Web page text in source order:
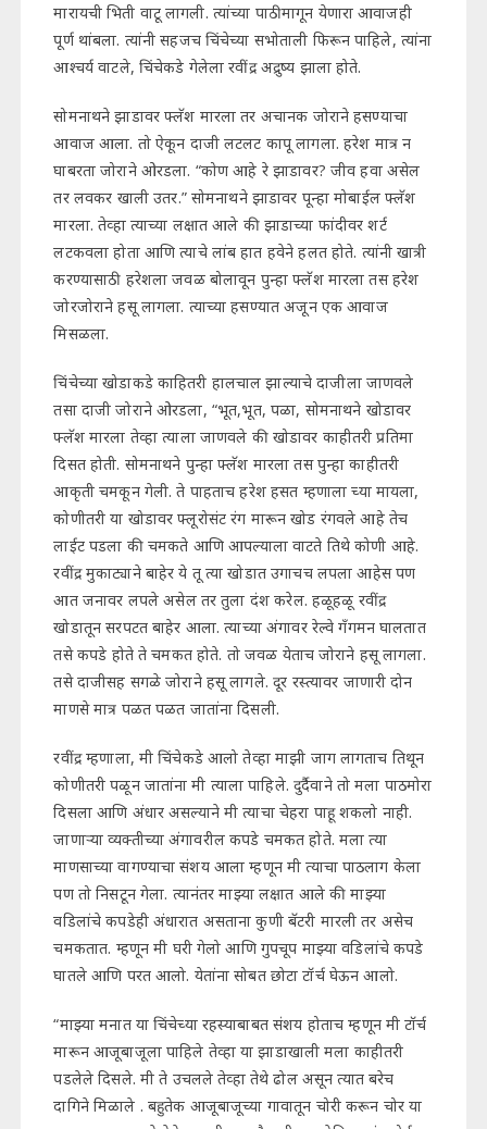
मारायची भिती वाटू लागली. त्यांच्या पाठीमागून येणारा आवाजही
पूर्ण थांबला. त्यांनी सहजच चिंचेच्या सभोताली फिरून पाहिले, त्यांना
आश्चर्य वाटले, चिंचेकडे गेलेला रवींद्र अद्रुष्य झाला होते.
सोमनाथने झाडावर फ्लॅश मारला तर अचानक जोराने हसण्याचा
आवाज आला. तो ऐकून दाजी लटलट कापू लागला. हरेश मात्र न
घाबरता जोराने ओरडला. “कोण आहे रे झाडावर? जीव हवा असेल
तर लवकर खाली उतर.” सोमनाथने झाडावर पून्हा मोबाईल फ्लॅश
मारला. तेव्हा त्याच्या लक्षात आले की झाडाच्या फांदीवर शर्ट
लटकवला होता आणि त्याचे लांब हात हवेने हलत होते. त्यांनी खात्री
करण्यासाठी हरेशला जवळ बोलावून पुन्हा फ्लॅश मारला तस हरेश
जोरजोराने हसू लागला. त्याच्या हसण्यात अजून एक आवाज
मिसळला.
चिंचेच्या खोडाकडे काहितरी हालचाल झाल्याचे दाजीला जाणवले
तसा दाजी जोराने ओरडला, “भूत,भूत, पळा, सोमनाथने खोडावर
फ्लॅश मारला तेव्हा त्याला जाणवले की खोडावर काहीतरी प्रतिमा
दिसत होती. सोमनाथने पुन्हा फ्लॅश मारला तस पुन्हा काहीतरी
आकृती चमकून गेली. ते पाहताच हरेश हसत म्हणाला च्या मायला,
कोणीतरी या खोडावर फ्लूरोसंट रंग मारून खोड रंगवले आहे तेच
लाईट पडला की चमकते आणि आपल्याला वाटते तिथे कोणी आहे.
रवींद्र मुकाट्याने बाहेर ये तू त्या खोडात उगाचच लपला आहेस पण
आत जनावर लपले असेल तर तुला दंश करेल. हळूहळू रवींद्र
खोडातून सरपटत बाहेर आला. त्याच्या अंगावर रेल्वे गँगमन घालतात
तसे कपडे होते ते चमकत होते. तो जवळ येताच जोराने हसू लागला.
तसे दाजीसह सगळे जोराने हसू लागले. दूर रस्त्यावर जाणारी दोन
माणसे मात्र पळत पळत जातांना दिसली.
रवींद्र म्हणाला, मी चिंचेकडे आलो तेव्हा माझी जाग लागताच तिथून
कोणीतरी पळून जातांना मी त्याला पाहिले. दुर्दैवाने तो मला पाठमोरा
दिसला आणि अंधार असल्याने मी त्याचा चेहरा पाहू शकलो नाही.
जाणाऱ्या व्यक्तीच्या अंगावरील कपडे चमकत होते. मला त्या
माणसाच्या वागण्याचा संशय आला म्हणून मी त्याचा पाठलाग केला
पण तो निसटून गेला. त्यानंतर माझ्या लक्षात आले की माझ्या
वडिलांचे कपडेही अंधारात असताना कुणी बॅटरी मारली तर असेच
चमकतात. म्हणून मी घरी गेलो आणि गुपचूप माझ्या वडिलांचे कपडे
घातले आणि परत आलो. येतांना सोबत छोटा टॉर्च घेऊन आलो.
“माझ्या मनात या चिंचेच्या रहस्याबाबत संशय होताच म्हणून मी टॉर्च
मारून आजूबाजूला पाहिले तेव्हा या झाडाखाली मला काहीतरी
पडलेले दिसले. मी ते उचलले तेव्हा तेथे ढोल असून त्यात बरेच
दागिने मिळाले . बहुतेक आजूबाजूच्या गावातून चोरी करून चोर या